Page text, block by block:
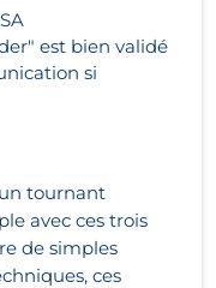
est bien validé
si
tournant
avec ces trois
de simples
ces